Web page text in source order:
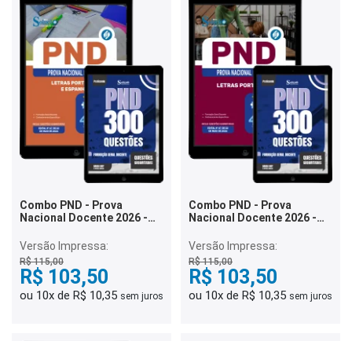
Combo PND - Prova
Nacional Docente 2026 -
Espanhol
Versão Impressa:
R$ 115,00
R$ 103,50
ou 10x de R$ 10,35 sem juros
Combo PND - Prova
Nacional Docente 2026 -
Versão Impressa:
R$ 115,00
R$ 103,50
ou 10x de R$ 10,35 sem juros